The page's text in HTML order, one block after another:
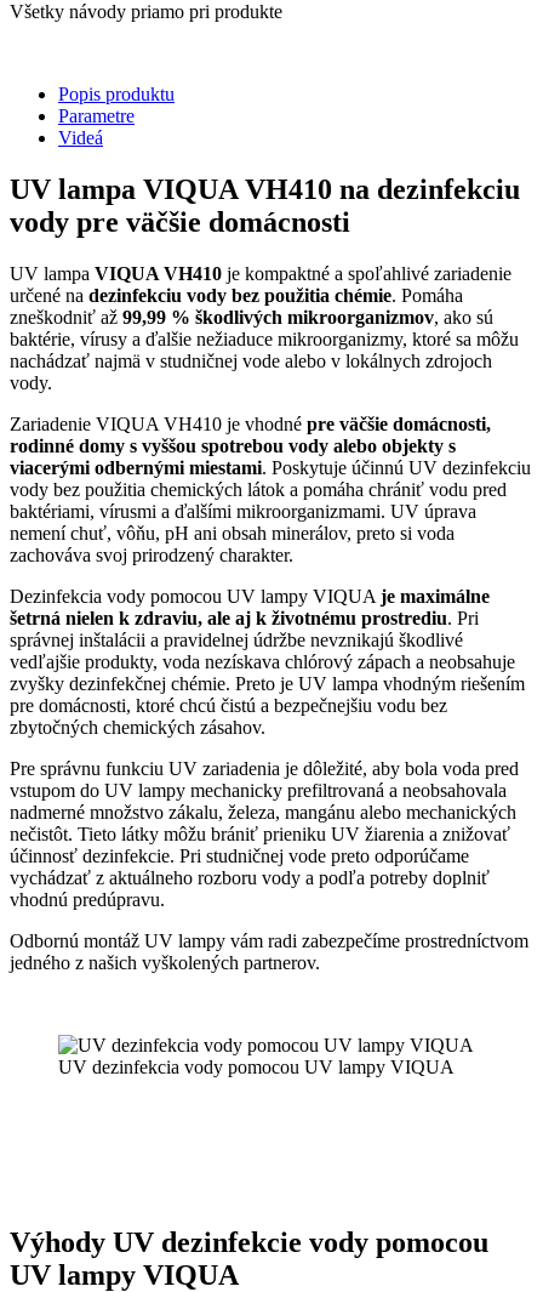
Všetky návody priamo pri produkte
Popis produktu
Parametre
Videá
UV lampa VIQUA VH410 na dezinfekciu
vody pre väčšie domácnosti
UV lampa VIQUA VH410 je kompaktné a spoľahlivé zariadenie
určené na dezinfekciu vody bez použitia chémie. Pomáha
zneškodniť až 99,99 % škodlivých mikroorganizmov, ako sú
baktérie, vírusy a ďalšie nežiaduce mikroorganizmy, ktoré sa môžu
nachádzať najmä v studničnej vode alebo v lokálnych zdrojoch
vody.
Zariadenie VIQUA VH410 je vhodné pre väčšie domácnosti,
rodinné domy s vyššou spotrebou vody alebo objekty s
viacerými odbernými miestami. Poskytuje účinnú UV dezinfekciu
vody bez použitia chemických látok a pomáha chrániť vodu pred
baktériami, vírusmi a ďalšími mikroorganizmami. UV úprava
nemení chuť, vôňu, pH ani obsah minerálov, preto si voda
zachováva svoj prirodzený charakter.
Dezinfekcia vody pomocou UV lampy VIQUA je maximálne
šetrná nielen k zdraviu, ale aj k životnému prostrediu. Pri
správnej inštalácii a pravidelnej údržbe nevznikajú škodlivé
vedľajšie produkty, voda nezískava chlórový zápach a neobsahuje
zvyšky dezinfekčnej chémie. Preto je UV lampa vhodným riešením
pre domácnosti, ktoré chcú čistú a bezpečnejšiu vodu bez
zbytočných chemických zásahov.
Pre správnu funkciu UV zariadenia je dôležité, aby bola voda pred
vstupom do UV lampy mechanicky prefiltrovaná a neobsahovala
nadmerné množstvo zákalu, železa, mangánu alebo mechanických
nečistôt. Tieto látky môžu brániť prieniku UV žiarenia a znižovať
účinnosť dezinfekcie. Pri studničnej vode preto odporúčame
vychádzať z aktuálneho rozboru vody a podľa potreby doplniť
vhodnú predúpravu.
Odbornú montáž UV lampy vám radi zabezpečíme prostredníctvom
jedného z našich vyškolených partnerov.
UV dezinfekcia vody pomocou UV lampy VIQUA
Výhody UV dezinfekcie vody pomocou
UV lampy VIQUA